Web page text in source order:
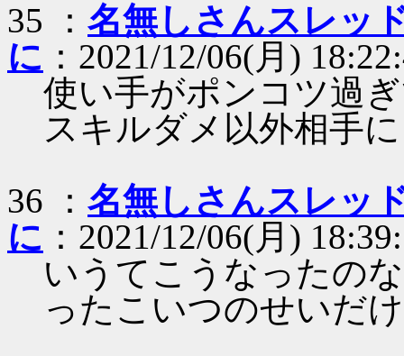
35 ： 名無しさんスレッ
に ：2021/12/06(月)
使い手がポンコツ過
スキルダメ以外相手
36 ： 名無しさんスレッ
に ：2021/12/06(月)
いうてこうなったの
ったこいつのせいだ